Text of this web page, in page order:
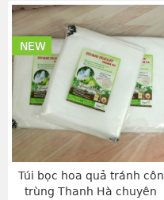
Túi bọc hoa quả tránh côn
trùng Thanh Hà chuyên
NEW